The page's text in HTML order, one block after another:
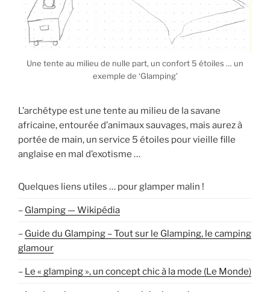
Une tente au milieu de nulle part, un confort 5 étoiles … un
exemple de ‘Glamping’
L’archétype est une tente au milieu de la savane
africaine, entourée d’animaux sauvages, mais aurez à
portée de main, un service 5 étoiles pour vieille fille
anglaise en mal d’exotisme …
Quelques liens utiles … pour glamper malin !
– Glamping — Wikipédia
– Guide du Glamping – Tout sur le Glamping, le camping
glamour
– Le « glamping », un concept chic à la mode (Le Monde)